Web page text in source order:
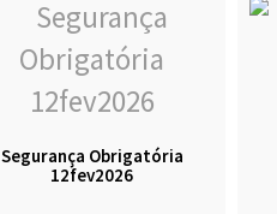
Segurança Obrigatória
12fev2026